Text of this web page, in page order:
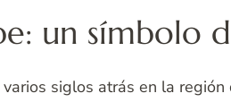
un símbolo
siglos atrás en la